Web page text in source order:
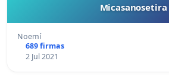
Micasanosetira
Noemí
689 firmas
2 Jul 2021